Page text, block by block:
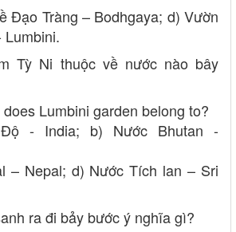
Đạo Tràng – Bodhgaya; d) Vườn
Lumbini.
Tỳ Ni thuộc về nước nào bây
Lumbini garden belong to?
- India; b) Nước Bhutan -
– Nepal; d) Nước Tích lan – Sri
ra đi bảy bước ý nghĩa gì?